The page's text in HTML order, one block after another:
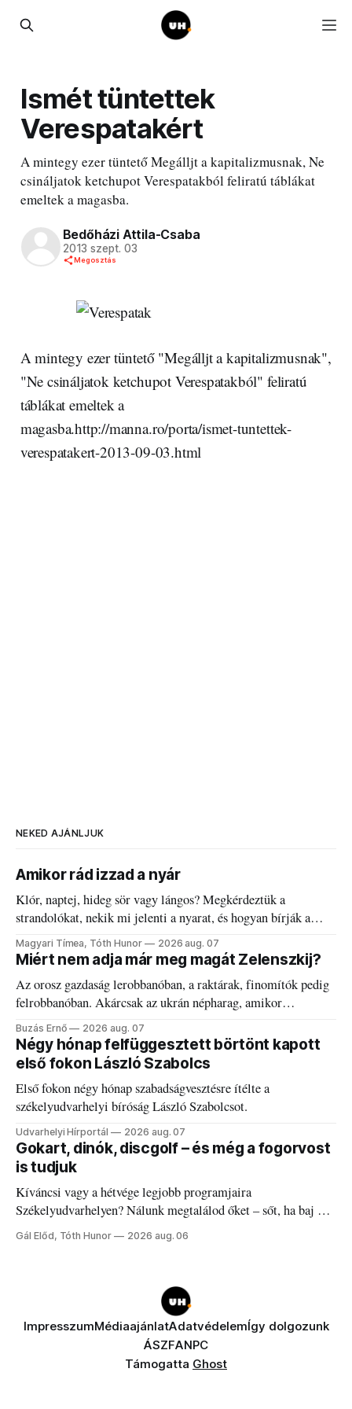
Ismét tüntettek
Verespatakért
A mintegy ezer tüntető Megálljt a kapitalizmusnak, Ne
csináljatok ketchupot Verespatakból feliratú táblákat
emeltek a magasba.
Bedőházi Attila-Csaba
2013 szept. 03
Megosztás
A mintegy ezer tüntető "Megálljt a kapitalizmusnak",
"Ne csináljatok ketchupot Verespatakból" feliratú
táblákat emeltek a
magasba.http://manna.ro/porta/ismet-tuntettek-
verespatakert-2013-09-03.html
NEKED AJÁNLJUK
Amikor rád izzad a nyár
Klór, naptej, hideg sör vagy lángos? Megkérdeztük a
strandolókat, nekik mi jelenti a nyarat, és hogyan bírják a
kánikulát.
Magyari Tímea, Tóth Hunor 2026 aug. 07
Miért nem adja már meg magát Zelenszkij?
Az orosz gazdaság lerobbanóban, a raktárak, finomítók pedig
felrobbanóban. Akárcsak az ukrán népharag, amikor
elégedetlen vezetőivel.
Buzás Ernő 2026 aug. 07
Négy hónap felfüggesztett börtönt kapott
első fokon László Szabolcs
Első fokon négy hónap szabadságvesztésre ítélte a
székelyudvarhelyi bíróság László Szabolcsot.
Udvarhelyi Hírportál 2026 aug. 07
Gokart, dinók, discgolf – és még a fogorvost
is tudjuk
Kíváncsi vagy a hétvége legjobb programjaira
Székelyudvarhelyen? Nálunk megtalálod őket – sőt, ha baj van
a fogaddal, a fogorvosi ügyeletet is!
Gál Előd, Tóth Hunor 2026 aug. 06
ImpresszumMédiaajánlatAdatvédelemÍgy dolgozunk
ÁSZFANPC
Támogatta Ghost